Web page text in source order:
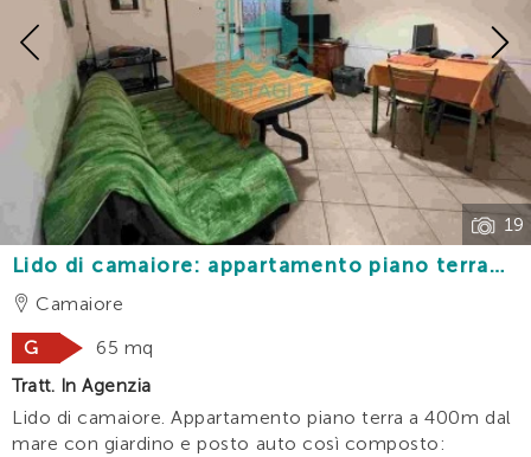
19
Previous
Lido di camaiore: appartamento piano terra
con giardino e posto auto a 400m dal mare
Camaiore
G
65 mq
Tratt. In Agenzia
Lido di camaiore. Appartamento piano terra a 400m dal
mare con giardino e posto auto così composto: